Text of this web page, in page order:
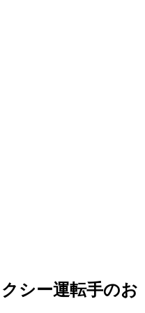
シー運転手のお